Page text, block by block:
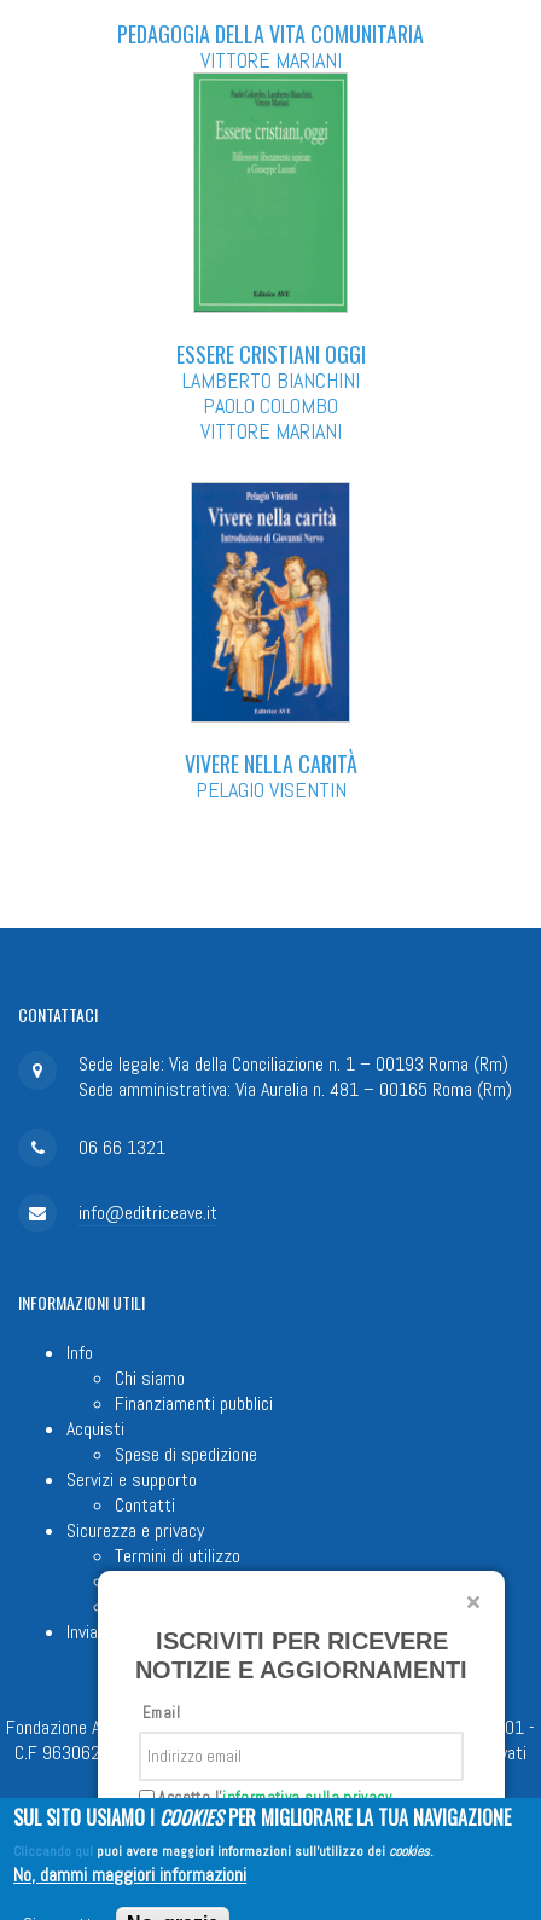
PEDAGOGIA DELLA VITA COMUNITARIA
VITTORE MARIANI
ESSERE CRISTIANI OGGI
LAMBERTO BIANCHINI
PAOLO COLOMBO
VITTORE MARIANI
VIVERE NELLA CARITÀ
PELAGIO VISENTIN
CONTATTACI
Sede legale: Via della Conciliazione n. 1 – 00193 Roma (Rm)
Sede amministrativa: Via Aurelia n. 481 – 00165 Roma (Rm)
06 66 1321
info@editriceave.it
INFORMAZIONIUTILI
Info
Chi siamo
Finanziamenti pubblici
Acquisti
Spese di spedizione
Servizi e supporto
Contatti
Sicurezza e privacy
Termini di utilizzo
Invia proposta editoriale
Fondazione Apostolicam Actuositatem ETS © 2023 - P.I. 05398481001 -
C.F 96306220581 - REA 888781 del 23/02/98 - Tutti i diritti riservati
Copyright © 2026EDITRICE AVE
ISCRIVITI PER RICEVERE
NOTIZIE E AGGIORNAMENTI
Email
Accetto l'informativa sulla privacy
Iscriviti
SUL SITO USIAMO I COOKIESPER MIGLIORARE LA TUA NAVIGAZIONE
Cliccando qui puoi avere maggiori informazioni sull'utilizzo dei cookies.
No, dammi maggiori informazioni